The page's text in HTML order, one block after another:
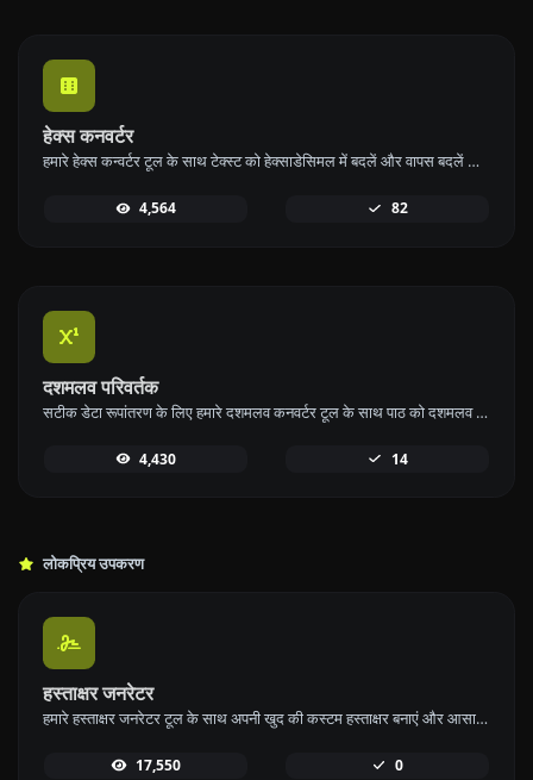
हेक्स कनवर्टर
हमारे हेक्स कन्वर्टर टूल के साथ टेक्स्ट को हेक्साडेसिमल में बदलें और वापस बदलें ताकि डेटा का सटीक रूपांतरण हो सके।
4,564 82
दशमलव परिवर्तक
सटीक डेटा रूपांतरण के लिए हमारे दशमलव कनवर्टर टूल के साथ पाठ को दशमलव में बदलें और वापस करें।
4,430 14
लोकप्रिय उपकरण
हस्ताक्षर जनरेटर
हमारे हस्ताक्षर जनरेटर टूल के साथ अपनी खुद की कस्टम हस्ताक्षर बनाएं और आसानी से डाउनलोड करें।
17,550 0